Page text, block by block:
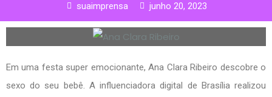
suaimprensa junho 20, 2023
Em uma festa super emocionante, Ana Clara Ribeiro descobre o
sexo do seu bebê. A influenciadora digital de Brasília realizou